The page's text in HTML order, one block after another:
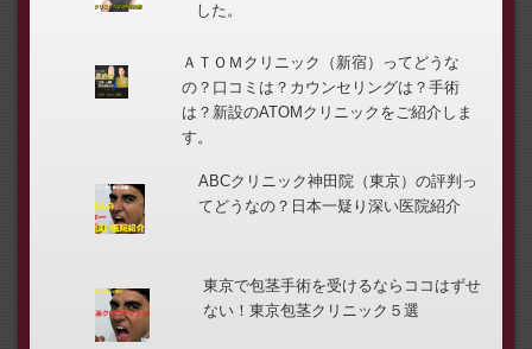
した。
ＡＴＯＭクリニック（新宿）ってどうな
の？口コミは？カウンセリングは？手術
は？新設のATOMクリニックをご紹介しま
す。
ABCクリニック神田院（東京）の評判っ
てどうなの？日本一疑り深い医院紹介
東京で包茎手術を受けるならココはずせ
ない！東京包茎クリニック５選